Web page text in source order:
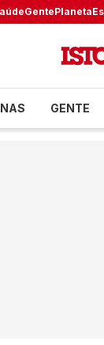
GentePlaneta
GENTE